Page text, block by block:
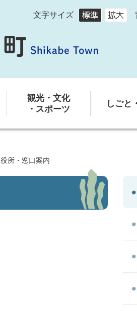
文字サイズ
観光・文化
・スポーツ
しごと
役所・窓口案内